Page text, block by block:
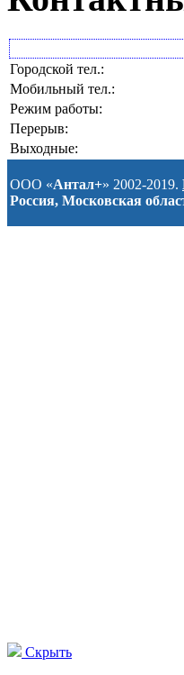
Городской тел.:
Мобильный тел.:
Режим работы:
Перерыв:
Выходные:
ООО «Антал+» 2002-2019.
Россия, Московская
Скрыть